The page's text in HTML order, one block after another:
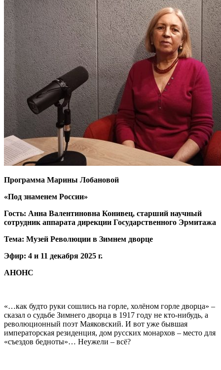
Программа Марины Лобановой
«Под знаменем России»
Гость: Анна Валентиновна Конивец, старший научный
сотрудник аппарата дирекции Государственного Эрмитажа
Тема: Музей Революции в Зимнем дворце
Эфир: 4 и 11 декабря 2025 г.
АНОНС
«…как будто руки сошлись на горле, холёном горле дворца» –
сказал о судьбе Зимнего дворца в 1917 году не кто-нибудь, а
революционный поэт Маяковский. И вот уже бывшая
императорская резиденция, дом русских монархов – место для
«съездов бедноты»… Неужели – всё?